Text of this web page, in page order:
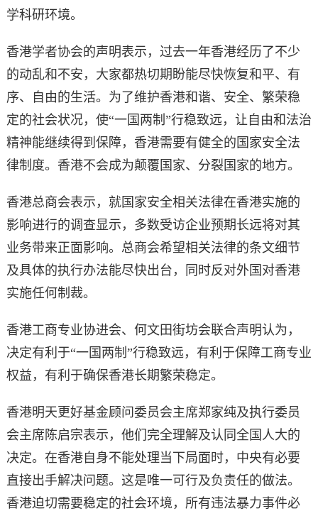
学科研环境。
香港学者协会的声明表示，过去一年香港经历了不少
的动乱和不安，大家都热切期盼能尽快恢复和平、有
序、自由的生活。为了维护香港和谐、安全、繁荣稳
定的社会状况，使“一国两制”行稳致远，让自由和法治
精神能继续得到保障，香港需要有健全的国家安全法
律制度。香港不会成为颠覆国家、分裂国家的地方。
香港总商会表示，就国家安全相关法律在香港实施的
影响进行的调查显示，多数受访企业预期长远将对其
业务带来正面影响。总商会希望相关法律的条文细节
及具体的执行办法能尽快出台，同时反对外国对香港
实施任何制裁。
香港工商专业协进会、何文田街坊会联合声明认为，
决定有利于“一国两制”行稳致远，有利于保障工商专业
权益，有利于确保香港长期繁荣稳定。
香港明天更好基金顾问委员会主席郑家纯及执行委员
会主席陈启宗表示，他们完全理解及认同全国人大的
决定。在香港自身不能处理当下局面时，中央有必要
直接出手解决问题。这是唯一可行及负责任的做法。
香港迫切需要稳定的社会环境，所有违法暴力事件必